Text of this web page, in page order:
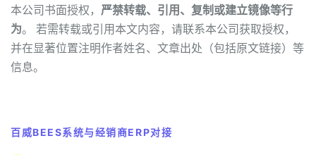
本公司书面授权， 严禁转载、引用、复制或建立镜像等行
为。 若需转载或引用本文内容，请联系本公司获取授权，
并在显著位置注明作者姓名、文章出处（包括原文链接）等
信息。
百威BEES系统与经销商ERP对接